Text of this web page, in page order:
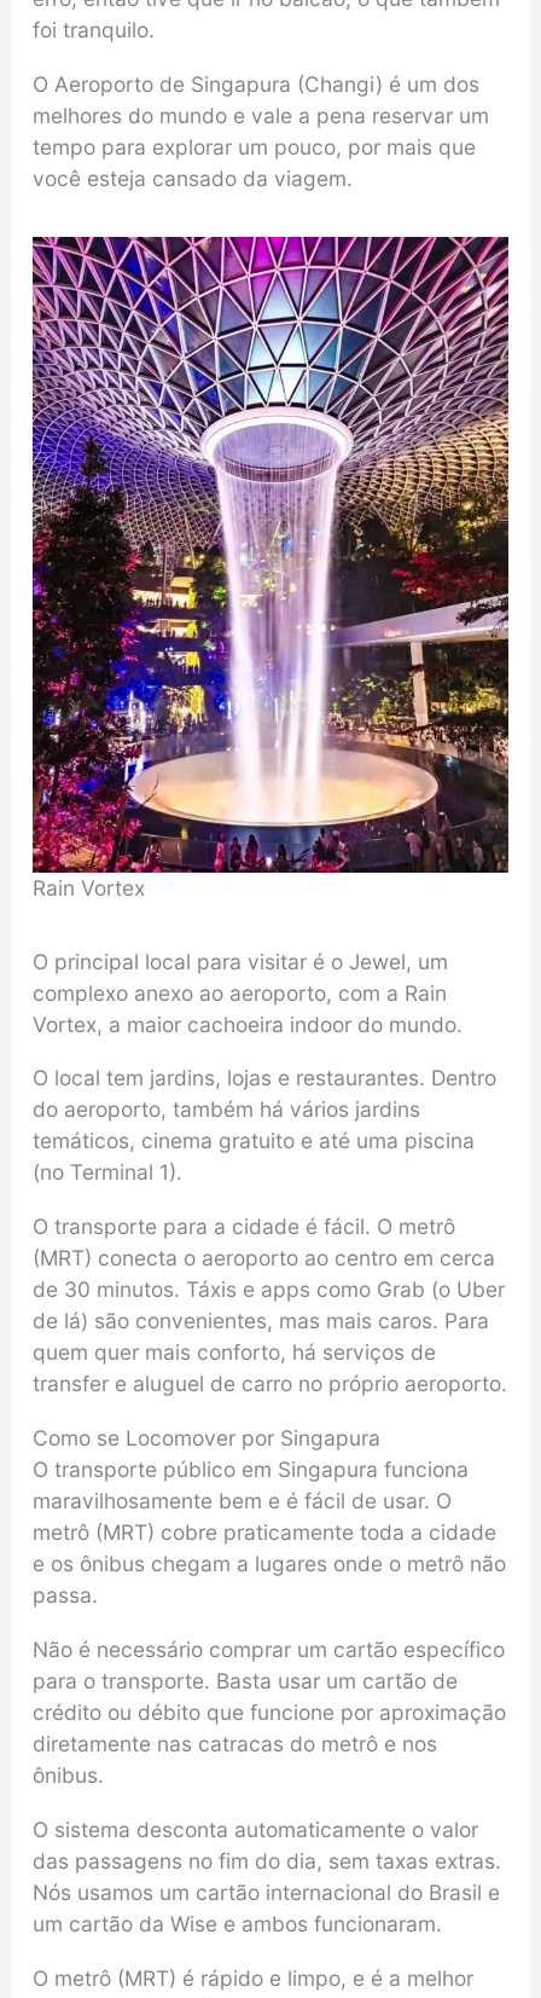
foi tranquilo.
O Aeroporto de Singapura (Changi) é um dos
melhores do mundo e vale a pena reservar um
tempo para explorar um pouco, por mais que
você esteja cansado da viagem.
Rain Vortex
O principal local para visitar é o Jewel, um
complexo anexo ao aeroporto, com a Rain
Vortex, a maior cachoeira indoor do mundo.
O local tem jardins, lojas e restaurantes. Dentro
do aeroporto, também há vários jardins
temáticos, cinema gratuito e até uma piscina
(no Terminal 1).
O transporte para a cidade é fácil. O metrô
(MRT) conecta o aeroporto ao centro em cerca
de 30 minutos. Táxis e apps como Grab (o Uber
de lá) são convenientes, mas mais caros. Para
quem quer mais conforto, há serviços de
transfer e aluguel de carro no próprio aeroporto.
Como se Locomover por Singapura
O transporte público em Singapura funciona
maravilhosamente bem e é fácil de usar. O
metrô (MRT) cobre praticamente toda a cidade
e os ônibus chegam a lugares onde o metrô não
passa.
Não é necessário comprar um cartão específico
para o transporte. Basta usar um cartão de
crédito ou débito que funcione por aproximação
diretamente nas catracas do metrô e nos
ônibus.
O sistema desconta automaticamente o valor
das passagens no fim do dia, sem taxas extras.
Nós usamos um cartão internacional do Brasil e
um cartão da Wise e ambos funcionaram.
O metrô (MRT) é rápido e limpo, e é a melhor